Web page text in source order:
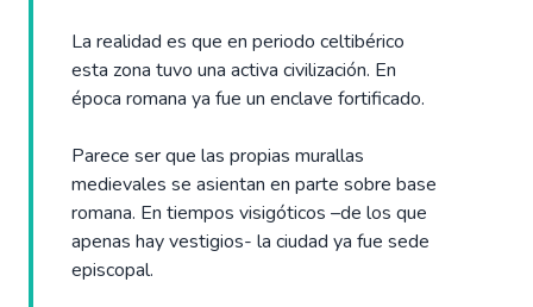
La realidad es que en periodo celtibérico
esta zona tuvo una activa civilización. En
época romana ya fue un enclave fortificado.
Parece ser que las propias murallas
medievales se asientan en parte sobre base
romana. En tiempos visigóticos –de los que
apenas hay vestigios- la ciudad ya fue sede
episcopal.